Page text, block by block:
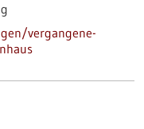
vergangene-